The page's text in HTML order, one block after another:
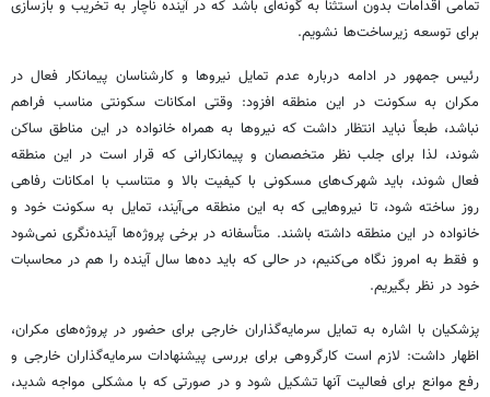
تمامی اقدامات بدون استثنا به گونه‌ای باشد که در آینده ناچار به تخریب و بازسازی
برای توسعه زیرساخت‌ها نشویم.
رئیس جمهور در ادامه درباره عدم تمایل نیروها و کارشناسان پیمانکار فعال در
مکران به سکونت در این منطقه افزود: وقتی امکانات سکونتی مناسب فراهم
نباشد، طبعاً نباید انتظار داشت که نیروها به همراه خانواده در این مناطق ساکن
شوند، لذا برای جلب نظر متخصصان و پیمانکارانی که قرار است در این منطقه
فعال شوند، باید شهرک‌های مسکونی با کیفیت بالا و متناسب با امکانات رفاهی
روز ساخته شود، تا نیروهایی که به این منطقه می‌آیند،تمایل به سکونت خود و
خانواده در این منطقه داشته باشند. متأسفانه در برخی پروژه‌ها آینده‌نگری نمی‌شود
و فقط به امروز نگاه می‌کنیم، در حالی که باید ده‌ها سال آینده را هم در محاسبات
خود در نظر بگیریم.
پزشکیان با اشاره بهتمایل سرمایه‌گذاران خارجی برای حضور در پروژه‌های مکران،
اظهار داشت: لازم است کارگروهی برای بررسی پیشنهادات سرمایه‌گذاران خارجی و
رفع موانع برای فعالیت آنها تشکیل شود ودر صورتی که با مشکلی مواجه شدید،